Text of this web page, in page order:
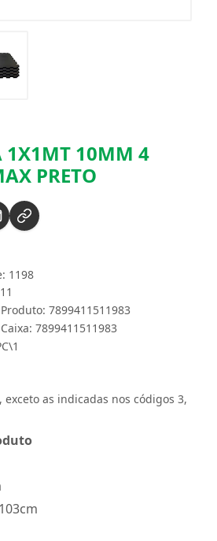
1X1MT 10MM 4
PRETO
1198
7899411511983
7899411511983
as indicadas nos códigos 3,